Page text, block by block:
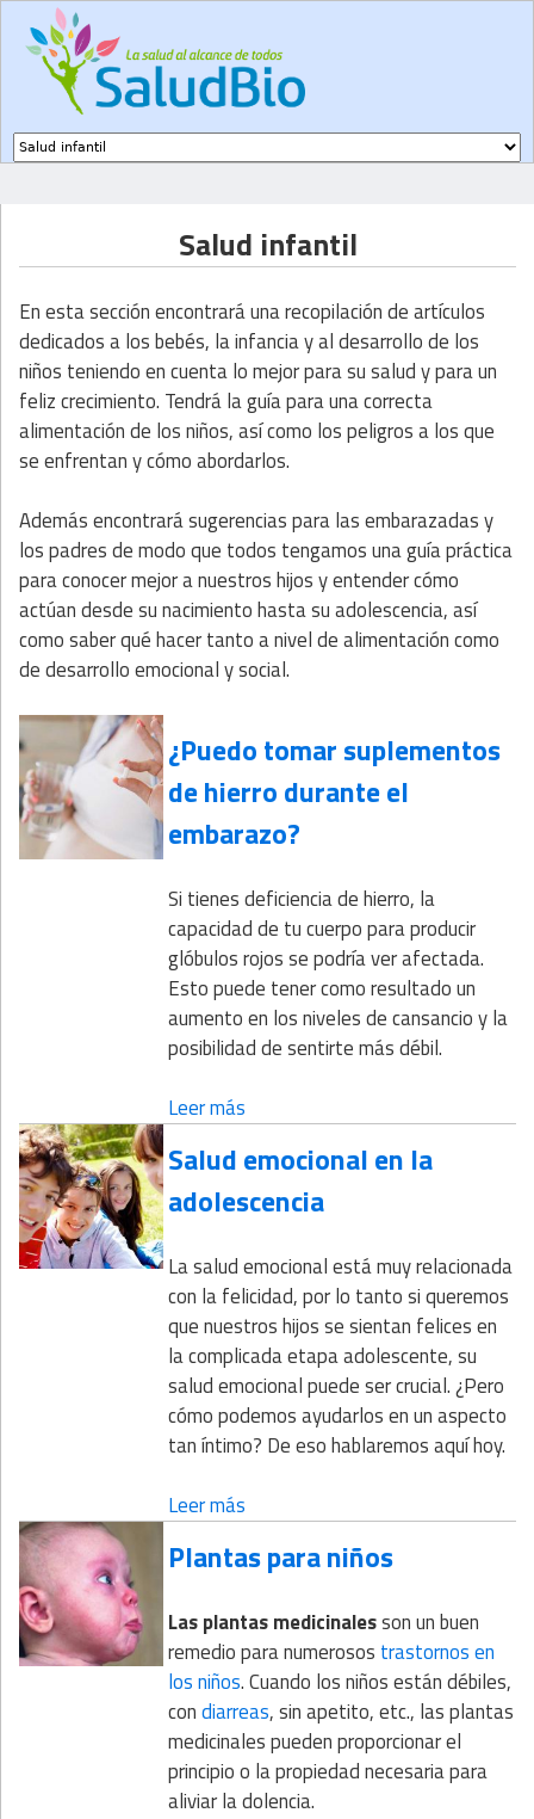
Salud infantil
En esta sección encontrará una recopilación de artículos
dedicados a los bebés, la infancia y al desarrollo de los
niños teniendo en cuenta lo mejor para su salud y para un
feliz crecimiento. Tendrá la guía para una correcta
alimentación de los niños, así como los peligros a los que
se enfrentan y cómo abordarlos.
Además encontrará sugerencias para las embarazadas y
los padres de modo que todos tengamos una guía práctica
para conocer mejor a nuestros hijos y entender cómo
actúan desde su nacimiento hasta su adolescencia, así
como saber qué hacer tanto a nivel de alimentación como
de desarrollo emocional y social.
¿Puedo tomar suplementos
de hierro durante el
embarazo?
Si tienesdeficiencia de hierro, la
capacidad de tu cuerpo para producir
glóbulos rojos se podría ver afectada.
Esto puede tener como resultado un
aumento en los niveles de cansancio y la
posibilidad de sentirte más débil.
Leer más
Salud emocional en la
adolescencia
La salud emocional está muy relacionada
con la felicidad, por lo tanto si queremos
que nuestros hijos se sientan felices en
la complicada etapa adolescente, su
salud emocional puede ser crucial. ¿Pero
cómo podemos ayudarlos en un aspecto
tan íntimo? De eso hablaremos aquí hoy.
Leer más
Plantas para niños
Las plantas medicinalesson un buen
remedio para numerosos trastornos en
los niños. Cuando los niños están débiles,
condiarreas, sin apetito, etc., las plantas
medicinales pueden proporcionar el
principio o la propiedad necesaria para
aliviar la dolencia.